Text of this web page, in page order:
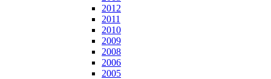
2012
2011
2010
2009
2008
2006
2005